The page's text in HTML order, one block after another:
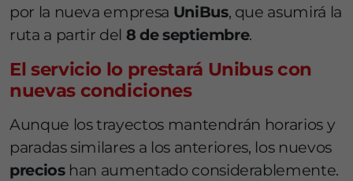
por la nueva empresa UniBus, que asumirá la
ruta a partir del 8 de septiembre.
El servicio lo prestará Unibus con
nuevas condiciones
Aunque los trayectos mantendrán horarios y
paradas similares a los anteriores, los nuevos
precioshan aumentado considerablemente.